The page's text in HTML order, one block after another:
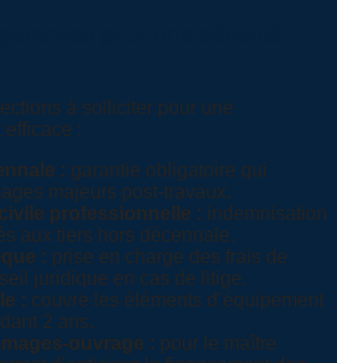
à solliciter pour une
efficace :
: garantie obligatoire qui
majeurs post-travaux.
professionnelle : indemnisation
aux tiers hors décennale.
: prise en charge des frais de
juridique en cas de litige.
: couvre les éléments d’équipement
2 ans.
ouvrage : pour le maître